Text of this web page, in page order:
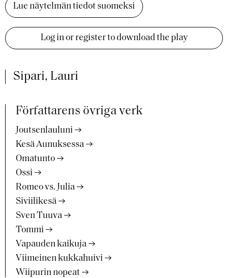
Lue näytelmän tiedot suomeksi
Log in or register to download the play
Sipari, Lauri
Författarens övriga verk
Joutsenlauluni
Kesä Aunuksessa
Omatunto
Ossi
Romeo vs. Julia
Siviilikesä
Sven Tuuva
Tommi
Vapauden kaikuja
Viimeinen kukkahuivi
Wiipurin nopeat